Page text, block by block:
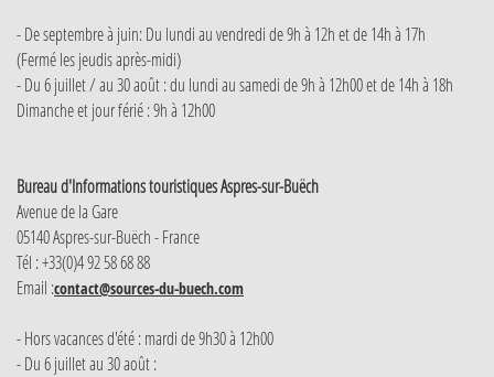
- De septembre à juin: Du lundi au vendredi de 9h à 12h et de 14h à 17h
(Fermé les jeudis après-midi)
- Du 6 juillet / au 30 août : du lundi au samedi de 9h à 12h00 et de 14h à 18h
Dimanche et jour férié : 9h à 12h00
Bureau d'Informations touristiques Aspres-sur-Buëch
Avenue de la Gare
05140 Aspres-sur-Buëch - France
Tél : +33(0)4 92 58 68 88
Email :contact@sources-du-buech.com
- Hors vacances d'été : mardi de 9h30 à 12h00
- Du 6 juillet au 30 août :